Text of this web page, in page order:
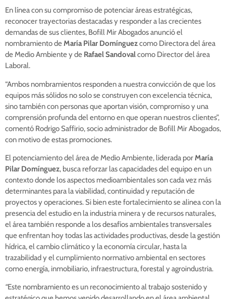
En línea con su compromiso de potenciar áreas estratégicas,
reconocer trayectorias destacadas y responder a las crecientes
demandas de sus clientes, Bofill Mir Abogados anunció el
nombramiento deMaría Pilar Domínguezcomo Directora del área
de Medio Ambiente y de Rafael Sandovalcomo Director del área
Laboral.
“Ambos nombramientos responden a nuestra convicción de que los
equipos más sólidos no solo se construyen con excelencia técnica,
sino también con personas que aportan visión, compromiso y una
comprensión profunda del entorno en que operan nuestros clientes”,
comentó Rodrigo Saffirio, socio administrador de Bofill Mir Abogados,
con motivo de estas promociones.
El potenciamiento del área de Medio Ambiente, liderada porMaría
Pilar Domínguez, busca reforzar las capacidades del equipo en un
contexto donde los aspectos medioambientales son cada vez más
determinantes para la viabilidad, continuidad y reputación de
proyectos y operaciones. Si bien este fortalecimiento se alinea con la
presencia del estudio en la industria minera y de recursos naturales,
el área también responde a los desafíos ambientales transversales
que enfrentan hoy todas las actividades productivas, desde la gestión
hídrica, el cambio climático y la economía circular, hasta la
trazabilidad y el cumplimiento normativo ambiental en sectores
como energía, inmobiliario, infraestructura, forestal y agroindustria.
“Este nombramiento es un reconocimiento al trabajo sostenido y